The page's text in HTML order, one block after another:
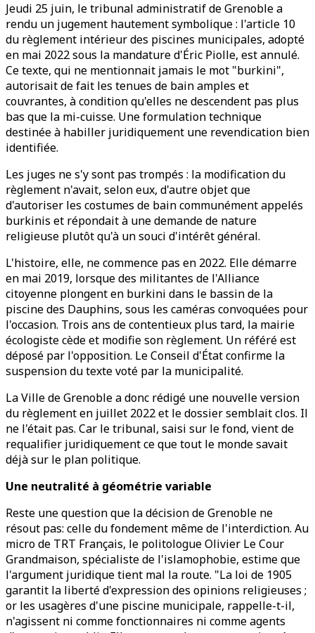
Jeudi 25 juin, le tribunal administratif de Grenoble a
rendu un jugement hautement symbolique : l'article 10
du règlement intérieur des piscines municipales, adopté
en mai 2022 sous la mandature d'Éric Piolle, est annulé.
Ce texte, qui ne mentionnait jamais le mot "burkini",
autorisait de fait les tenues de bain amples et
couvrantes, à condition qu'elles ne descendent pas plus
bas que la mi-cuisse. Une formulation technique
destinée à habiller juridiquement une revendication bien
identifiée.
Les juges ne s'y sont pas trompés : la modification du
règlement n'avait, selon eux, d'autre objet que
d'autoriser les costumes de bain communément appelés
burkinis et répondait à une demande de nature
religieuse plutôt qu'à un souci d'intérêt général.
L'histoire, elle, ne commence pas en 2022. Elle démarre
en mai 2019, lorsque des militantes de l'Alliance
citoyenne plongent en burkini dans le bassin de la
piscine des Dauphins, sous les caméras convoquées pour
l'occasion. Trois ans de contentieux plus tard, la mairie
écologiste cède et modifie son règlement. Un référé est
déposé par l'opposition. Le Conseil d'État confirme la
suspension du texte voté par la municipalité.
La Ville de Grenoble a donc rédigé une nouvelle version
du règlement en juillet 2022 et le dossier semblait clos. Il
ne l'était pas. Car le tribunal, saisi sur le fond, vient de
requalifier juridiquement ce que tout le monde savait
déjà sur le plan politique.
Une neutralité à géométrie variable
Reste une question que la décision de Grenoble ne
résout pas: celle du fondement même de l'interdiction. Au
micro de TRT Français, le politologue Olivier Le Cour
Grandmaison, spécialiste de l'islamophobie, estime que
l'argument juridique tient mal la route. "La loi de 1905
garantit la liberté d'expression des opinions religieuses ;
or les usagères d'une piscine municipale, rappelle-t-il,
n'agissent ni comme fonctionnaires ni comme agents